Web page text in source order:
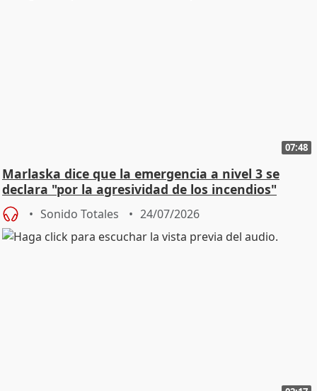
07:48
Marlaska dice que la emergencia a nivel 3 se
declara "por la agresividad de los incendios"
Sonido Totales 24/07/2026